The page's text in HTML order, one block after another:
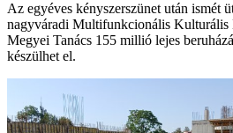
Az egyéves kényszerszünet után ismét
nagyváradi Multifunkcionális Kulturális
Megyei Tanács 155 millió lejes
készülhet el.